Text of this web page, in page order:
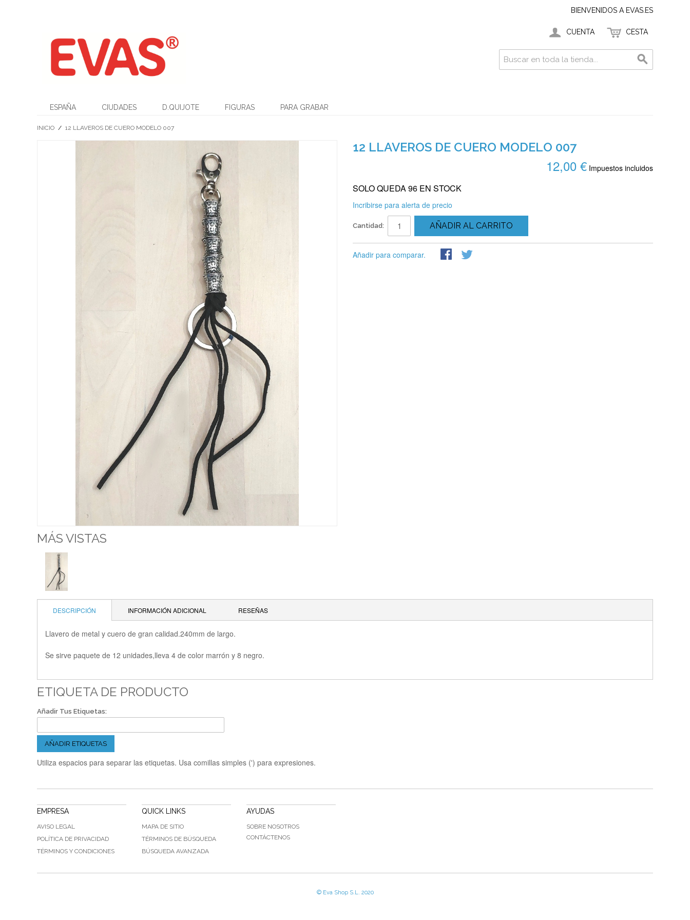
BIENVENIDOS A EVAS.ES
CUENTA CESTA
ESPAÑA CIUDADES D.QUIJOTE FIGURAS PARA GRABAR
INICIO / 12 LLAVEROS DE CUERO MODELO 007
MÁS VISTAS
12 LLAVEROS DE CUERO MODELO 007
12,00 € Impuestos incluidos
SOLO QUEDA 96 EN STOCK
Incribirse para alerta de precio
Cantidad: AÑADIR AL CARRITO
Añadir para comparar.
DESCRIPCIÓN INFORMACIÓN ADICIONAL RESEÑAS
Llavero de metal y cuero de gran calidad.240mm de largo.
Se sirve paquete de 12 unidades,lleva 4 de color marrón y 8 negro.
ETIQUETA DE PRODUCTO
Añadir Tus Etiquetas:
AÑADIR ETIQUETAS
Utiliza espacios para separar las etiquetas. Usa comillas simples (') para expresiones.
EMPRESA
AVISO LEGAL
POLÍTICA DE PRIVACIDAD
TÉRMINOS Y CONDICIONES
QUICK LINKS
MAPA DE SITIO
TÉRMINOS DE BÚSQUEDA
BÚSQUEDA AVANZADA
AYUDAS
SOBRE NOSOTROS
CONTÁCTENOS
© Eva Shop S.L. 2020